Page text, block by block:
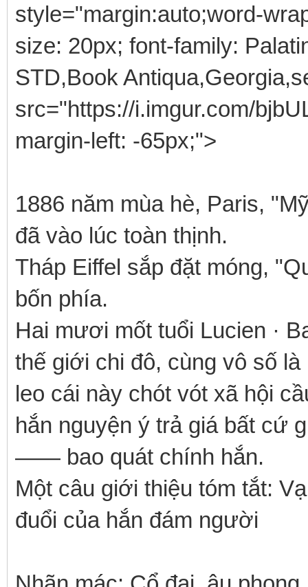
style="margin:auto;word-
size: 20px; font-family:
STD,Book
src="https://i.imgur.com/
margin-left: -65px;">
1886 năm mùa hè, Paris,
đã vào lúc toàn thịnh.
Tháp Eiffel sắp đặt móng,
bốn phía.
Hai mươi mốt tuổi Lucien ·
thế giới chi đô, cùng vô số
leo cái này chót vót xã hội
hắn nguyện ý trả giá bất cứ
—— bao quát chính hắn.
Một câu giới thiệu tóm tắt:
đuổi của hắn đám người